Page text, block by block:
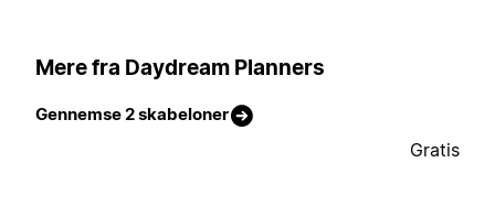
Mere fra Daydream Planners
Gennemse 2 skabeloner
Gratis